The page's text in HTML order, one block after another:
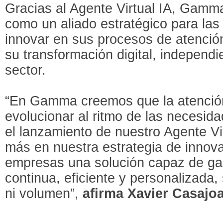
Gracias al Agente Virtual IA,
como un aliado estratégico para
innovar en sus procesos de
su transformación digital,
sector.
“En Gamma creemos que la
evolucionar al ritmo de las
el lanzamiento de nuestro Agente
más en nuestra estrategia de
empresas una solución capaz de
continua, eficiente y
ni volumen”,afirma Xavier